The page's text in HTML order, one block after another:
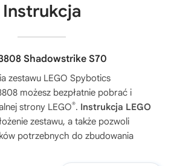
Instrukcja
Shadowstrike S70
zestawu LEGO Spybotics
możesz bezpłatnie pobrać i
strony LEGO®. Instrukcja LEGO
zestawu, a także pozwoli
potrzebnych do zbudowania